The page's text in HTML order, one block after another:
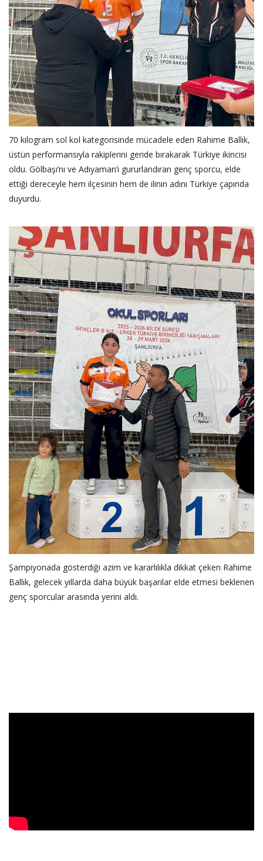
‎70 kilogram sol kol kategorisinde mücadele eden Rahime Ballık,
üstün performansıyla rakiplerini geride bırakarak Türkiye ikincisi
oldu. Gölbaşı’nı ve Adıyaman’ı gururlandıran genç sporcu, elde
ettiği dereceyle hem ilçesinin hem de ilinin adını Türkiye çapında
duyurdu.
‎Şampiyonada gösterdiği azim ve kararlılıkla dikkat çeken Rahime
Ballık, gelecek yıllarda daha büyük başarılar elde etmesi beklenen
genç sporcular arasında yerini aldı.